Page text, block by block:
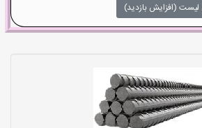
لیست (افزایش بازدید)